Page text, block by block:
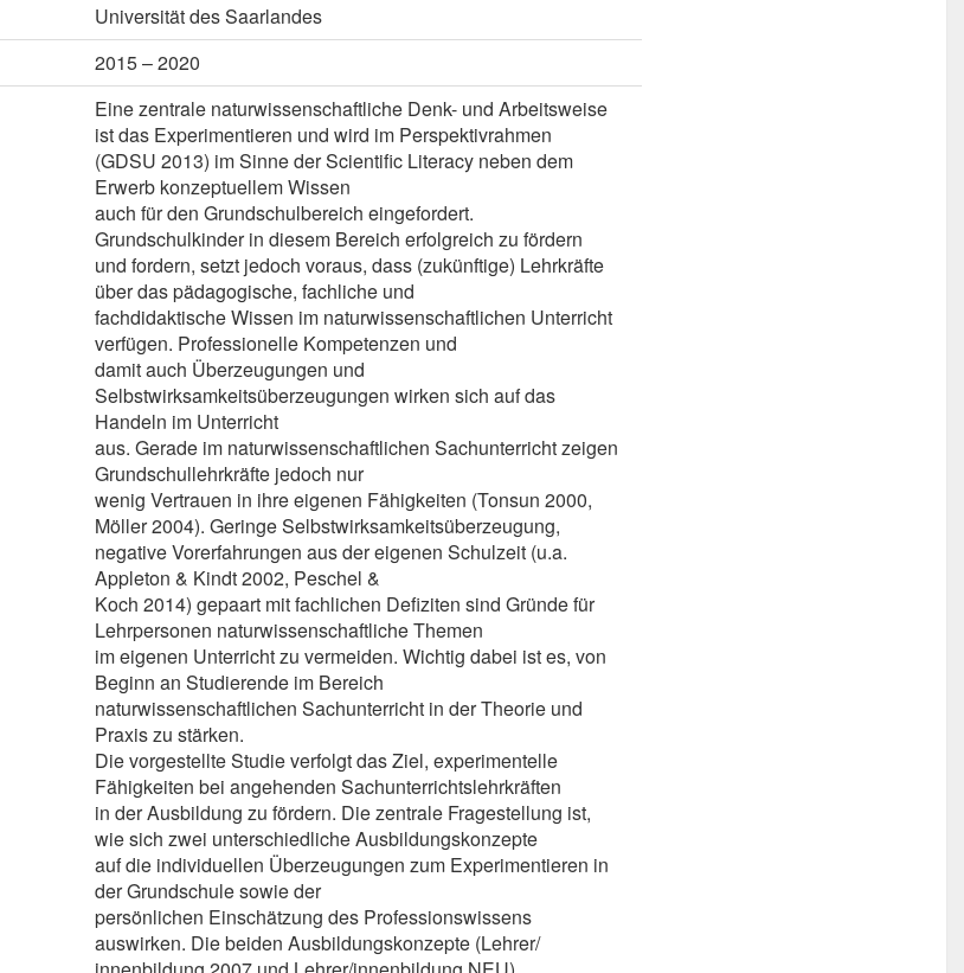
Universität des Saarlandes
2015 – 2020
Eine zentrale naturwissenschaftliche Denk- und Arbeitsweise
ist das Experimentieren und wird im Perspektivrahmen
(GDSU 2013) im Sinne der Scientific Literacy neben dem
Erwerb konzeptuellem Wissen
auch für den Grundschulbereich eingefordert.
Grundschulkinder in diesem Bereich erfolgreich zu fördern
und fordern, setzt jedoch voraus, dass (zukünftige) Lehrkräfte
über das pädagogische, fachliche und
fachdidaktische Wissen im naturwissenschaftlichen Unterricht
verfügen. Professionelle Kompetenzen und
damit auch Überzeugungen und
Selbstwirksamkeitsüberzeugungen wirken sich auf das
Handeln im Unterricht
aus. Gerade im naturwissenschaftlichen Sachunterricht zeigen
Grundschullehrkräfte jedoch nur
wenig Vertrauen in ihre eigenen Fähigkeiten (Tonsun 2000,
Möller 2004). Geringe Selbstwirksamkeitsüberzeugung,
negative Vorerfahrungen aus der eigenen Schulzeit (u.a.
Appleton & Kindt 2002, Peschel &
Koch 2014) gepaart mit fachlichen Defiziten sind Gründe für
Lehrpersonen naturwissenschaftliche Themen
im eigenen Unterricht zu vermeiden. Wichtig dabei ist es, von
Beginn an Studierende im Bereich
naturwissenschaftlichen Sachunterricht in der Theorie und
Praxis zu stärken.
Die vorgestellte Studie verfolgt das Ziel, experimentelle
Fähigkeiten bei angehenden Sachunterrichtslehrkräften
in der Ausbildung zu fördern. Die zentrale Fragestellung ist,
wie sich zwei unterschiedliche Ausbildungskonzepte
auf die individuellen Überzeugungen zum Experimentieren in
der Grundschule sowie der
persönlichen Einschätzung des Professionswissens
auswirken. Die beiden Ausbildungskonzepte (Lehrer/